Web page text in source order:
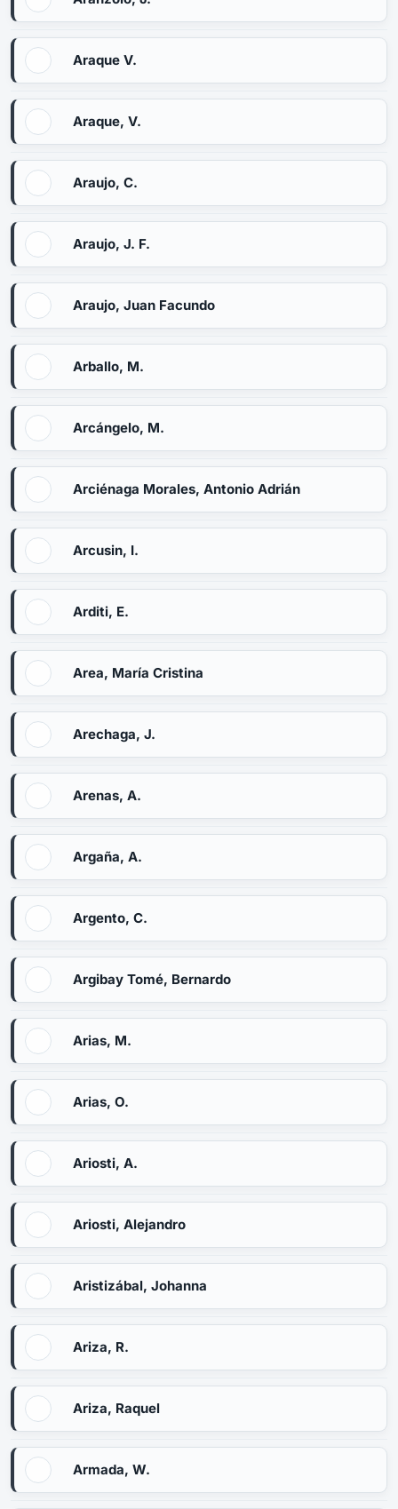
Araque V.
Araque, V.
Araujo, C.
Araujo, J. F.
Araujo, Juan Facundo
Arballo, M.
Arcángelo, M.
Arciénaga Morales, Antonio Adrián
Arcusin, I.
Arditi, E.
Area, María Cristina
Arechaga, J.
Arenas, A.
Argaña, A.
Argento, C.
Argibay Tomé, Bernardo
Arias, M.
Arias, O.
Ariosti, A.
Ariosti, Alejandro
Aristizábal, Johanna
Ariza, R.
Ariza, Raquel
Armada, W.